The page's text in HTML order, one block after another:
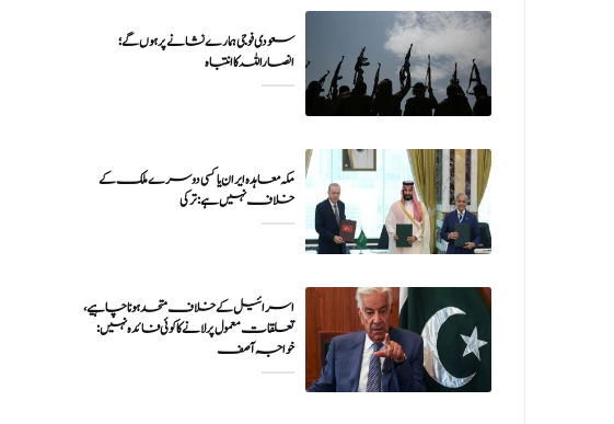
سعودی فوجی ہمارے نشانے پر ہوں گے؛
انصاراللہ کا انتباہ
مکہ معاہدہ ایران یا کسی دوسرے ملک کے
خلاف نہیں ہے: ترکی
اسرائیل کے خلاف متحد ہونا چاہیے،
تعلقات معمول پر لانے کا کوئی فائدہ نہیں:
خواجہ آصف